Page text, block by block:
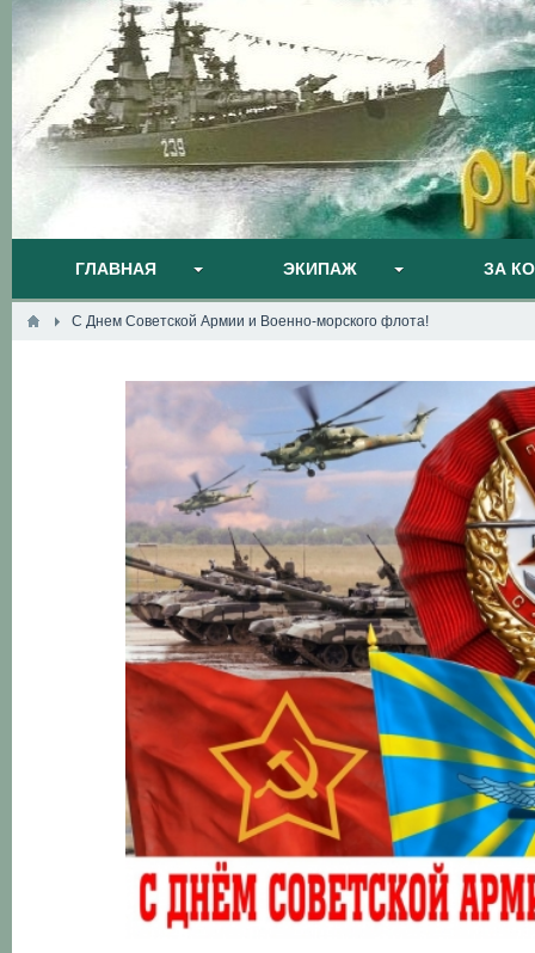
ГЛАВНАЯ ЭКИПАЖ ЗА
С Днем Советской Армии и Военно-морского флота!